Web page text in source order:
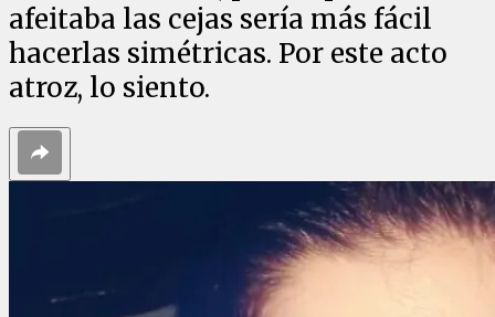
afeitaba las cejas sería más fácil
hacerlas simétricas. Por este acto
atroz, lo siento.